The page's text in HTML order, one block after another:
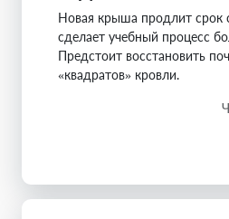
Новая крыша продлит срок
сделает учебный процесс
Предстоит восстановить
«квадратов» кровли.